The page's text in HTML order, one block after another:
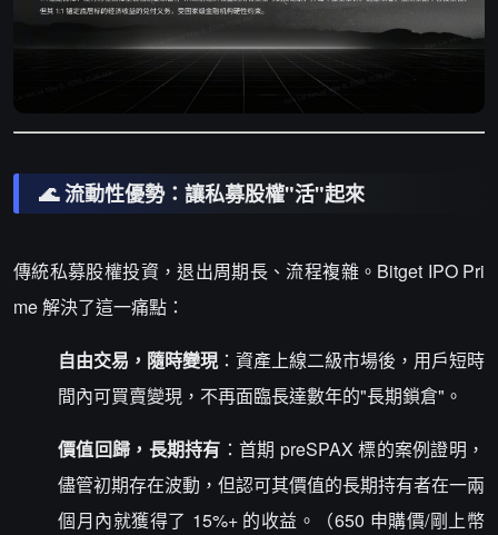
🌊 流動性優勢：讓私募股權"活"起來
傳統私募股權投資，退出周期長、流程複雜。Bitget IPO Pri
me 解決了這一痛點：
自由交易，隨時變現：資產上線二級市場後，用戶短時
間內可買賣變現，不再面臨長達數年的"長期鎖倉"。
價值回歸，長期持有 ：首期 preSPAX 標的案例證明，
儘管初期存在波動，但認可其價值的長期持有者在一兩
個月內就獲得了 15%+ 的收益。（650 申購價/剛上幣